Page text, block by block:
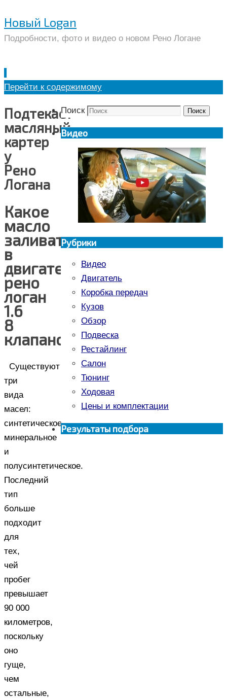
Новый Logan
Подробности, фото и видео о новом Рено Логане
Перейти к содержимому
Подтекает
масляный
картер
у
Рено
Логана
Какое
масло
заливать
в
двигатель
рено
логан
1.6
8
клапанов?
Существуют
три
вида
масел:
синтетическое,
минеральное
и
полусинтетическое.
Последний
тип
больше
подходит
для
тех,
чей
пробег
превышает
90 000
километров,
поскольку
оно
гуще,
чем
остальные,
Поиск Поиск
Видео
Рубрики
Видео
Двигатель
Коробка передач
Кузов
Обзор
Подвеска
Рестайлинг
Салон
Тюнинг
Ходовая
Цены и комплектации
Результаты подбора